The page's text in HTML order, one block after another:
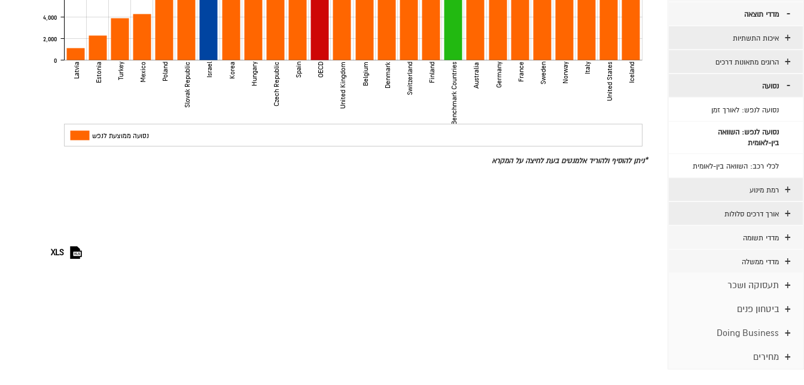
מדדי תוצאה
איכות התשתיות
הרוגים מתאונות דרכים
נסועה
נסועה לנפש: לאורך זמן
נסועה לנפש: השוואה
בין-לאומית
לכלי רכב: השוואה בין-לאומית
רמת מינוע
אורך דרכים סלולות
מדדי תשומה
מדדי ממשלה
תעסוקה ושכר
ביטחון פנים
Doing Business
מחירים
Latvia Estonia Turkey Mexico Poland Slovak Republic Israel Korea Hungary Czech Republic Spain OECD United Kingdom Belgium Denmark Switzerland Finland Benchmark Countries Australia Germany France Sweden Norway Italy United States Iceland
0
2,000
4,000
נסועה ממוצעת לנפש
*ניתן להוסיף ולהוריד אלמנטים בעת לחיצה על המקרא
XLS